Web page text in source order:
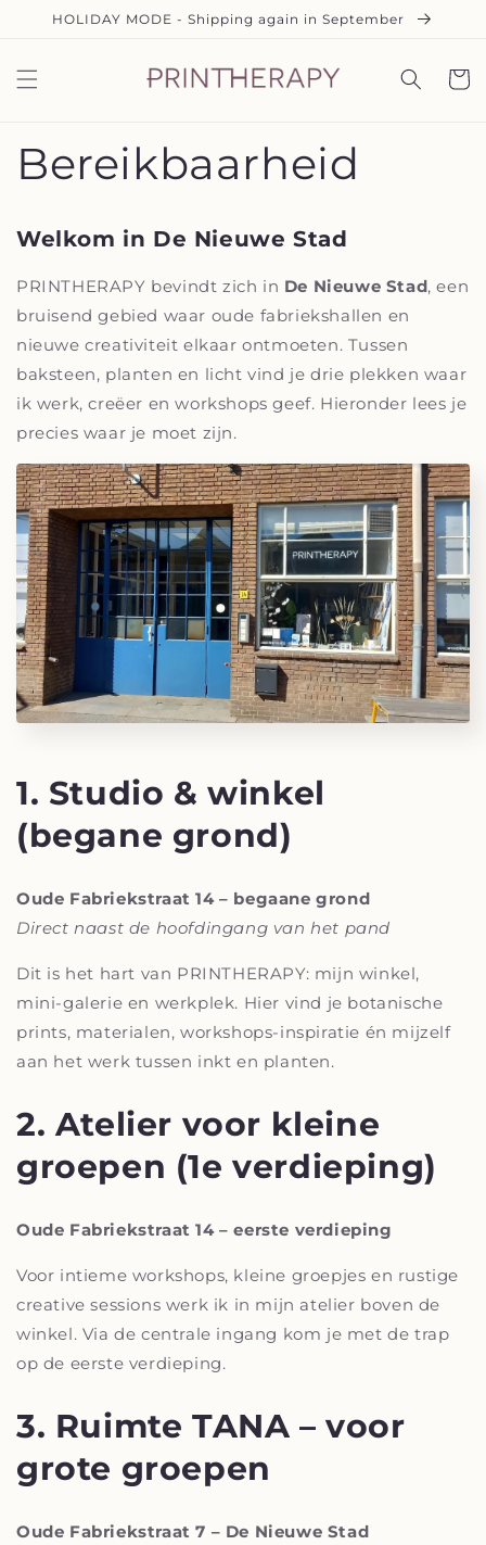
Skip to
HOLIDAY MODE - Shipping again in September
Cart
Bereikbaarheid
Welkom in De Nieuwe Stad
PRINTHERAPY bevindt zich in De Nieuwe Stad, een
bruisend gebied waar oude fabriekshallen en
nieuwe creativiteit elkaar ontmoeten. Tussen
baksteen, planten en licht vind je drie plekken waar
ik werk, creëer en workshops geef. Hieronder lees je
precies waar je moet zijn.
1. Studio & winkel
(begane grond)
Oude Fabriekstraat 14 – begaane grond
Direct naast de hoofdingang van het pand
Dit is het hart van PRINTHERAPY: mijn winkel,
mini-galerie en werkplek. Hier vind je botanische
prints, materialen, workshops-inspiratie én mijzelf
aan het werk tussen inkt en planten.
2. Atelier voor kleine
groepen (1e verdieping)
Oude Fabriekstraat 14 – eerste verdieping
Voor intieme workshops, kleine groepjes en rustige
creative sessions werk ik in mijn atelier boven de
winkel. Via de centrale ingang kom je met de trap
op de eerste verdieping.
3. Ruimte TANA – voor
grote groepen
Oude Fabriekstraat 7 – De Nieuwe Stad